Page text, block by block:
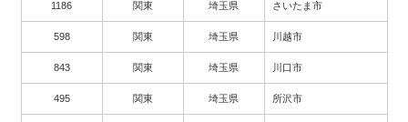
1186 関東 埼玉県 さいたま市
598 関東 埼玉県 川越市
843 関東 埼玉県 川口市
495 関東 埼玉県 所沢市